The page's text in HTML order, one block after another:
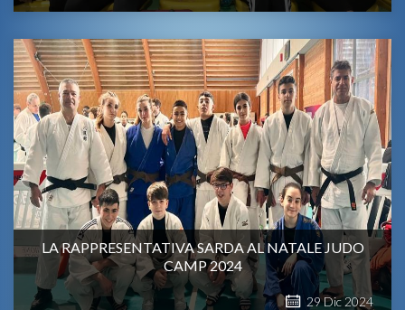
LA RAPPRESENTATIVA SARDA AL NATALE JUDO
CAMP 2024
29Dic 2024